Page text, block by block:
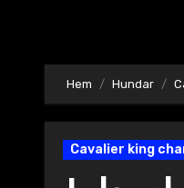
Hem Hundar
Cavalier king